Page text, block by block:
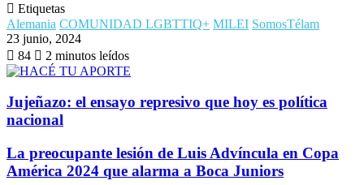
Etiquetas
Alemania COMUNIDAD LGBTTIQ+ MILEI SomosTélam
23 junio, 2024
84
2 minutos leídos
Jujeñazo: el ensayo represivo que hoy es política
nacional
La preocupante lesión de Luis Advíncula en Copa
América 2024 que alarma a Boca Juniors